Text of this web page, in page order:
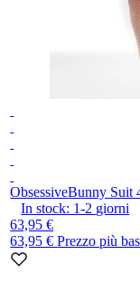
ObsessiveBunny Suit
In stock: 1-2 giorni
63,95 €
63,95 €Prezzo più